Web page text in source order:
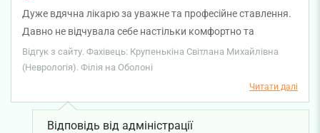
Дуже вдячна лікарю за уважне та професійне ставлення.
Давно не відчувала себе настільки комфортно та
спокійно. На прийомі все детально вислухав, провів огляд,
зрозуміло пояснив причину моїх симптомів і відповів на
всі запитання. Призначив лікування та дав корисні
рекомендації. Залишилися лише позитивні враження від
консультації. Рекомендую!
Відгук з сайту. Фахівець: Крупенькіна Світлана Михайлівна
(Неврологія). Філія на Оболоні
Читати далі
Відповідь від адміністрації